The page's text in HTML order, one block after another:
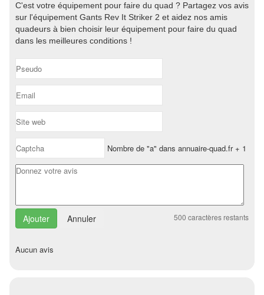
C'est votre équipement pour faire du quad ? Partagez vos avis
sur l'équipement Gants Rev It Striker 2 et aidez nos amis
quadeurs à bien choisir leur équipement pour faire du quad
dans les meilleures conditions !
Nombre de "a" dans annuaire-quad.fr + 1
Annuler 500 caractères restants
Aucun avis